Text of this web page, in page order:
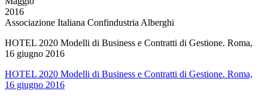
2016
Associazione Italiana Confindustria Alberghi
HOTEL 2020 Modelli di Business e Contratti di Gestione. Roma,
16 giugno 2016
HOTEL 2020 Modelli di Business e Contratti di Gestione. Roma,
16 giugno 2016